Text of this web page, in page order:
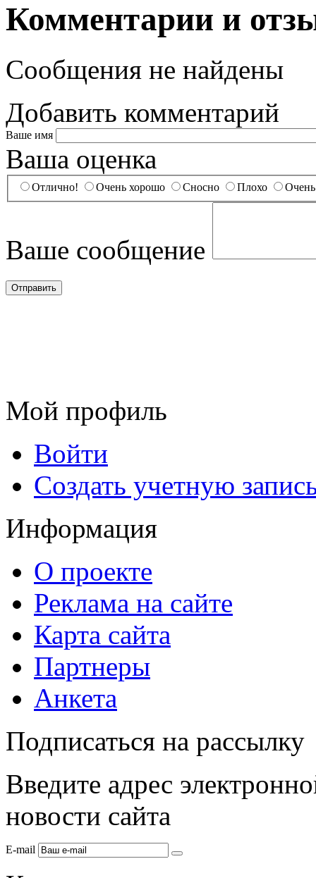
Комментарии и
Сообщения не найдены
Добавить комментарий
Ваше имя
Ваша оценка
Отлично! Очень хорошо Сносно Плохо
Ваше сообщение
Мой профиль
Войти
Создать учетную
Информация
О проекте
Реклама на сайте
Карта сайта
Партнеры
Анкета
Подписаться на рассылку
Введите адрес
новости сайта
E-mail